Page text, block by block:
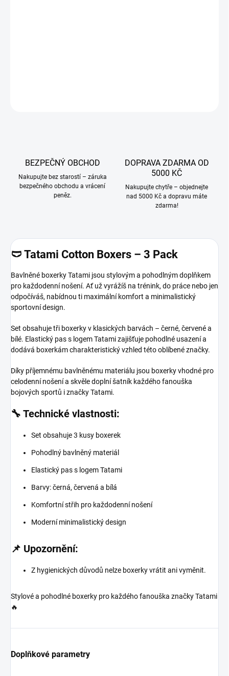
BEZPEČNÝ OBCHOD
Nakupujte bez starostí – záruka
bezpečného obchodu a vrácení
peněz.
DOPRAVA ZDARMA OD
5000 KČ
Nakupujte chytře – objednejte
nad 5000 Kč a dopravu máte
zdarma!
🩲 Tatami Cotton Boxers – 3 Pack
Bavlněné boxerky Tatami jsou stylovým a pohodlným doplňkem
pro každodenní nošení. Ať už vyrážíš na trénink, do práce nebo jen
odpočíváš, nabídnou ti maximální komfort a minimalistický
sportovní design.
Set obsahuje tři boxerky v klasických barvách – černé, červené a
bílé. Elastický pas s logem Tatami zajišťuje pohodlné usazení a
dodává boxerkám charakteristický vzhled této oblíbené značky.
Díky příjemnému bavlněnému materiálu jsou boxerky vhodné pro
celodenní nošení a skvěle doplní šatník každého fanouška
bojových sportů i značky Tatami.
🔧 Technické vlastnosti:
Set obsahuje 3 kusy boxerek
Pohodlný bavlněný materiál
Elastický pas s logem Tatami
Barvy: černá, červená a bílá
Komfortní střih pro každodenní nošení
Moderní minimalistický design
📌 Upozornění:
Z hygienických důvodů nelze boxerky vrátit ani vyměnit.
Stylové a pohodlné boxerky pro každého fanouška značky Tatami
🔥
Doplňkové parametry